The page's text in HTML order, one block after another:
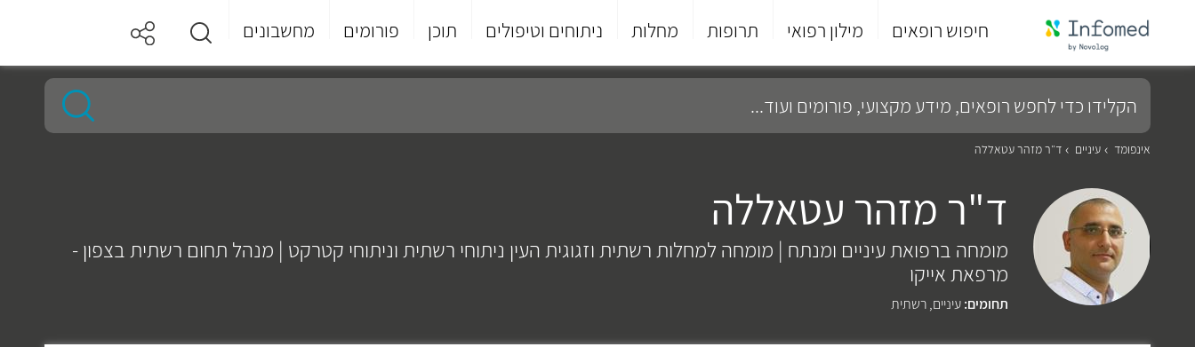
חיפוש רופאים מילון רפואי תרופות מחלות ניתוחים וטיפולים תוכן פורומים מחשבונים
סוף
התפריט
הקלידו
כדי
לחפש
רופאים,
מידע
ועוד...
אינפומד עיניים ד"ר מזהר עטאללה
ד"ר מזהר עטאללה
מומחה ברפואת עיניים ומנתח | מומחה למחלות רשתית וזגוגית העין ניתוחי רשתית וניתוחי קטרקט | מנהל תחום רשתית בצפון -
מרפאת אייקו
תחומים:עיניים,רשתית